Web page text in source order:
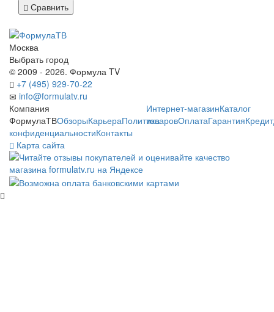
Сравнить
Москва
Выбрать город
© 2009 - 2026. Формула TV
+7 (495) 929-70-22
info@formulatv.ru
Компания
ФормулаТВОбзорыКарьераПолитика
конфиденциальностиКонтакты
Интернет-магазинКаталог
товаровОплатаГарантияКредит
Карта сайта